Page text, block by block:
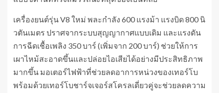
เครื่องยนต์รุ่น V8 ใหม่ พละกำลัง 600 แรงม้า แรงบิด 800 นิ
วตันเมตร ปราศจากระบบสุญญากาศแบบเดิม และแรงดัน
การฉีดเชื้อเพลิง 350 บาร์ (เพิ่มจาก 200 บาร์) ช่วยให้การ
เผาไหม้สะอาดขึ้นและปล่อยไอเสียได้อย่างมีประสิทธิภาพ
มากขึ้น มอเตอร์ไฟฟ้าที่ช่วยลดอาการหน่วงของเทอร์โบ
พร้อมด้วยเทอร์โบชาร์จเจอร์สโครลเดี่ยวคู่จะช่วยลดความ